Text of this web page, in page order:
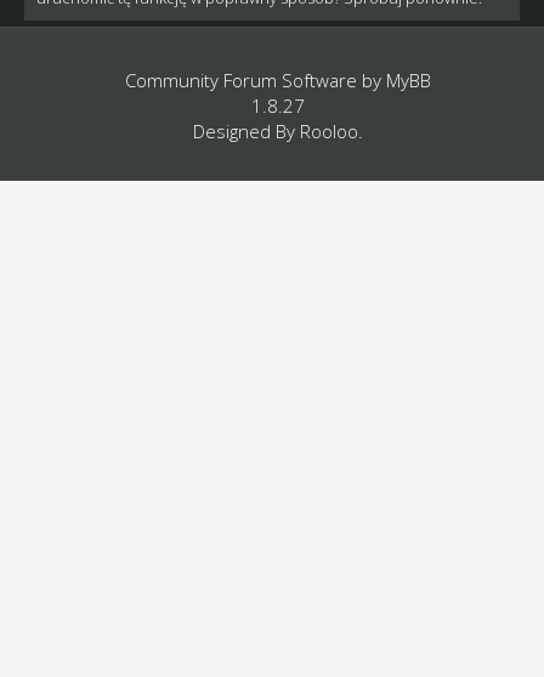
Community Forum Software by MyBB
1.8.27
Designed By Rooloo.